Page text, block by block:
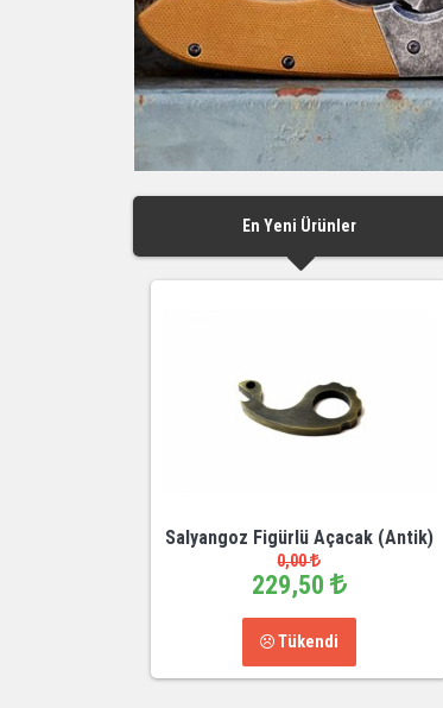
En Yeni Ürünler
Salyangoz Figürlü Açacak (Antik)
0,00
229,50
Tükendi